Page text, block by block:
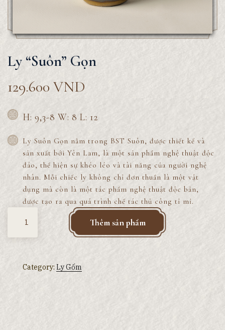
Ly “Suôn” Gọn
129.600 VND
H: 9,3-8 W: 8 L: 12
Ly Suôn Gọn nằm trong BST Suôn, được thiết kế và
sản xuất bởi Yên Lam, là một sản phẩm nghệ thuật độc
đáo, thể hiện sự khéo léo và tài năng của người nghệ
nhân. Mỗi chiếc ly không chỉ đơn thuần là một vật
dụng mà còn là một tác phẩm nghệ thuật độc bản,
được tạo ra qua quá trình chế tác thủ công tỉ mỉ.
Thêm sản phẩm
Category: Ly Gốm